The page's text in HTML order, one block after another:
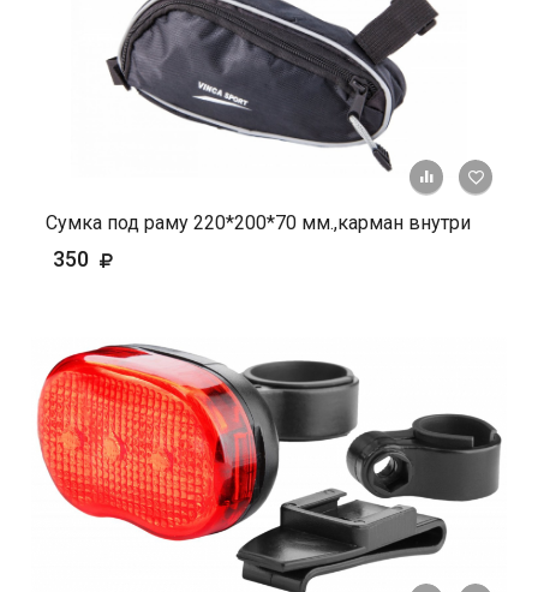
+ К
Сумка под раму 220*200*70 мм.,карман внутри
350